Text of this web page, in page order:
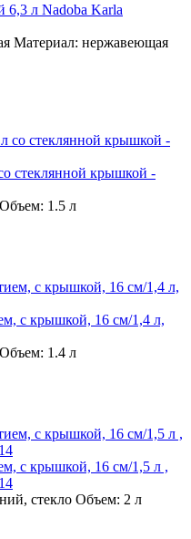
6,3 л Nadoba Karla
Материал: нержавеющая
стеклянной крышкой -
Объем: 1.5 л
с крышкой, 16 см/1,4 л,
Объем: 1.4 л
с крышкой, 16 см/1,5 л ,
стекло Объем: 2 л